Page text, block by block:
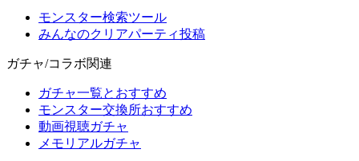
モンスター検索ツール
みんなのクリアパーティ投稿
ガチャ/コラボ関連
ガチャ一覧とおすすめ
モンスター交換所おすすめ
動画視聴ガチャ
メモリアルガチャ